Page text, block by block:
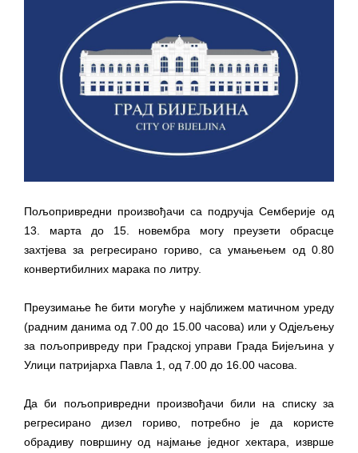
ВОЈСКЕ РЕПУБЛИКЕ СРПСКЕ У СТАЊУ
СОЦИЈАЛНЕ ПОТРЕБЕ
Обрасци захтјева за регресирано
гориво доступни од 13. марта до 15.
новембра
Захтјев за издавање ПОНОСНЕ КАРТИЦЕ
Обавјештење за предузетника - Вера
Ујић
НЕПРОПИСНОГ ОДЛАГАЊА ОТПАДА УЗ
ДОДЈЕЛУ ФИНАНСИЈСКЕ НАГРАДЕ
Пољопривредни произвођачи са подручја Семберије од
13. марта до 15. новембра могу преузети обрасце
захтјева за регресирано гориво, са умањењем од 0.80
конвертибилних марака по литру.
Преузимање ће бити могуће у најближем матичном уреду
(радним данима од 7.00 до 15.00 часова) или у Одјељењу
за пољопривреду при Градској управи Града Бијељина у
Улици патријарха Павла 1, од 7.00 до 16.00 часова.
Да би пољопривредни произвођачи били на списку за
регресирано дизел гориво, потребно је да користе
обрадиву површину од најмање једног хектара, изврше